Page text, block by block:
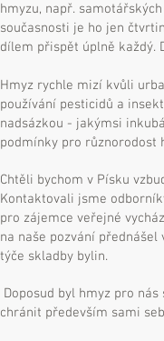
hmyzu, např.
současnosti je ho jen
dílem přispět úplně každý.
Hmyz rychle mizí kvůli
používání pesticidů a
nadsázkou - jakýmsi
podmínky pro různorodost
Chtěli bychom v Písku
Kontaktovali jsme
pro zájemce veřejné
na naše pozvání
týče skladby bylin.
Doposud byl hmyz pro
chránit především sami